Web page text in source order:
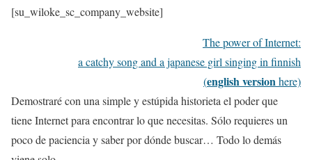
[su_wiloke_sc_company_website]
The power of Internet:
a catchy song and a japanese girl singing in finnish
(english versionhere)
Demostraré con una simple y estúpida historieta el poder que
tiene Internet para encontrar lo que necesitas. Sólo requieres un
poco de paciencia y saber por dónde buscar… Todo lo demás